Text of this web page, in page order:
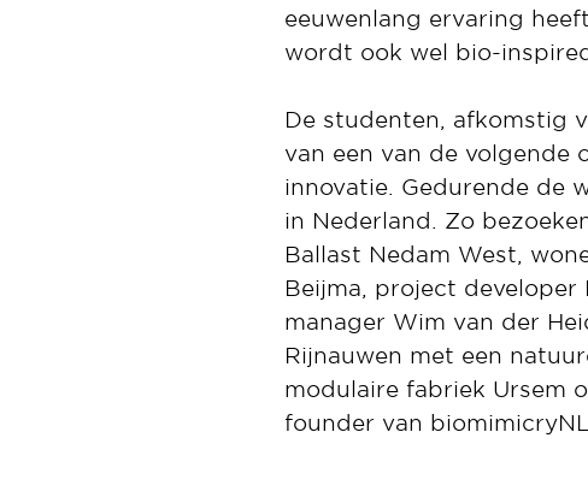
eeuwenlang ervaring
wordt ook wel bio-
De studenten, afkomstig
van een van de
innovatie. Gedurende de
in Nederland. Zo
Ballast Nedam West,
Beijma, project developer
manager Wim van der
Rijnauwen met een
modulaire fabriek Ursem
founder van